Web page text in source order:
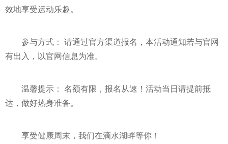
效地享受运动乐趣。
参与方式： 请通过官方渠道报名，本活动通知若与官网
有出入，以官网信息为准。
温馨提示： 名额有限，报名从速！活动当日请提前抵
达，做好热身准备。
享受健康周末，我们在滴水湖畔等你！